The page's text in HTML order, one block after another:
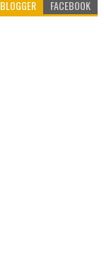
BLOGGER FACEBOOK